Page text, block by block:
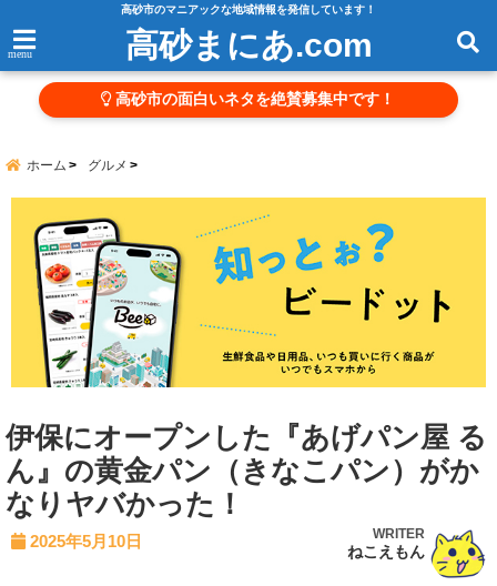
高砂市のマニアックな地域情報を発信しています！
menu 高砂まにあ.com
高砂市の面白いネタを絶賛募集中です！
ホーム グルメ
伊保にオープンした『あげパン屋 る
ん』の黄金パン（きなこパン）がか
なりヤバかった！
2025年5月10日 WRITER
ねこえもん